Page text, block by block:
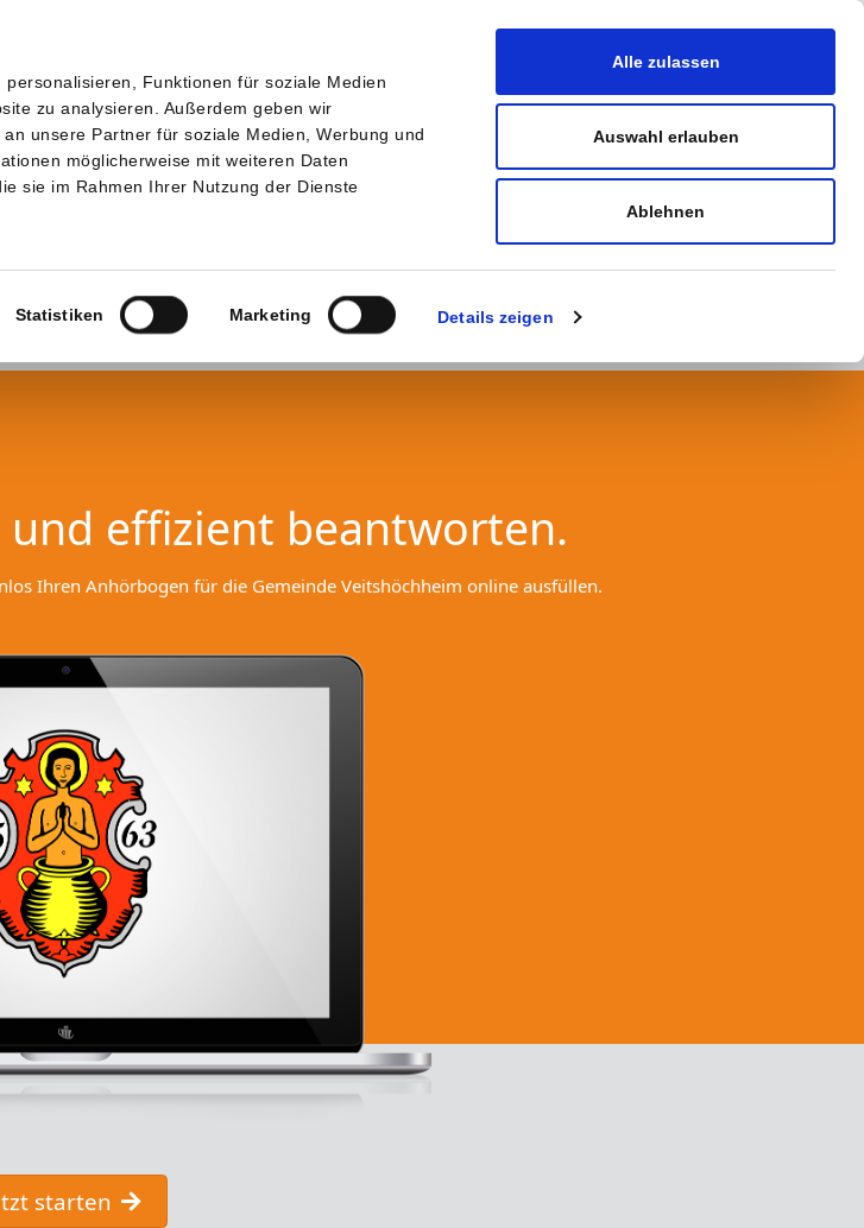
Funktionen für soziale Medien
zu analysieren. Außerdem geben wir
unsere Partner für soziale Medien, Werbung und
möglicherweise mit weiteren Daten
sie im Rahmen Ihrer Nutzung der Dienste
Statistiken Marketing Details zeigen
Alle zulassen
Auswahl erlauben
Ablehnen
effizient beantworten.
Ihren Anhörbogen für die Gemeinde Veitshöchheim online ausfüllen.
starten